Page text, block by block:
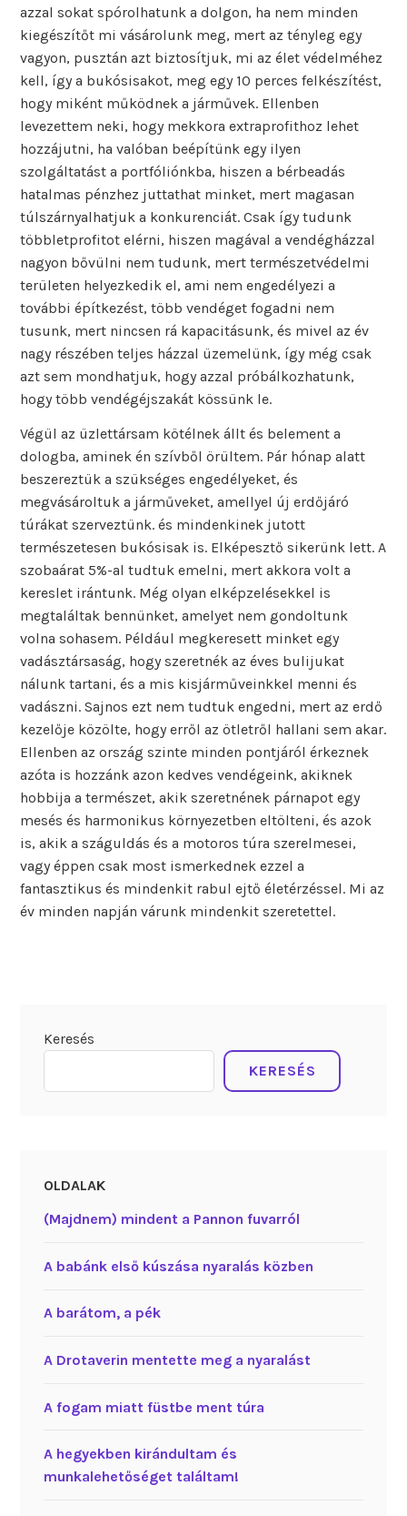
azzal sokat spórolhatunk a dolgon, ha nem minden
kiegészítőt mi vásárolunk meg, mert az tényleg egy
vagyon, pusztán azt biztosítjuk, mi az élet védelméhez
kell, így a bukósisakot, meg egy 10 perces felkészítést,
hogy miként működnek a járművek. Ellenben
levezettem neki, hogy mekkora extraprofithoz lehet
hozzájutni, ha valóban beépítünk egy ilyen
szolgáltatást a portfóliónkba, hiszen a bérbeadás
hatalmas pénzhez juttathat minket, mert magasan
túlszárnyalhatjuk a konkurenciát. Csak így tudunk
többletprofitot elérni, hiszen magával a vendégházzal
nagyon bővülni nem tudunk, mert természetvédelmi
területen helyezkedik el, ami nem engedélyezi a
további építkezést, több vendéget fogadni nem
tusunk, mert nincsen rá kapacitásunk, és mivel az év
nagy részében teljes házzal üzemelünk, így még csak
azt sem mondhatjuk, hogy azzal próbálkozhatunk,
hogy több vendégéjszakát kössünk le.
Végül az üzlettársam kötélnek állt és belement a
dologba, aminek én szívből örültem. Pár hónap alatt
beszereztük a szükséges engedélyeket, és
megvásároltuk a járműveket, amellyel új erdőjáró
túrákat szerveztünk. és mindenkinek jutott
természetesen bukósisak is. Elképesztő sikerünk lett. A
szobaárat 5%-al tudtuk emelni, mert akkora volt a
kereslet irántunk. Még olyan elképzelésekkel is
megtaláltak bennünket, amelyet nem gondoltunk
volna sohasem. Például megkeresett minket egy
vadásztársaság, hogy szeretnék az éves bulijukat
nálunk tartani, és a mis kisjárműveinkkel menni és
vadászni. Sajnos ezt nem tudtuk engedni, mert az erdő
kezelője közölte, hogy erről az ötletről hallani sem akar.
Ellenben az ország szinte minden pontjáról érkeznek
azóta is hozzánk azon kedves vendégeink, akiknek
hobbija a természet, akik szeretnének párnapot egy
mesés és harmonikus környezetben eltölteni, és azok
is, akik a száguldás és a motoros túra szerelmesei,
vagy éppen csak most ismerkednek ezzel a
fantasztikus és mindenkit rabul ejtő életérzéssel. Mi az
év minden napján várunk mindenkit szeretettel.
Keresés
KERESÉS
OLDALAK
(Majdnem) mindent a Pannon fuvarról
A babánk első kúszása nyaralás közben
A barátom, a pék
A Drotaverin mentette meg a nyaralást
A fogam miatt füstbe ment túra
A hegyekben kirándultam és
munkalehetőséget találtam!